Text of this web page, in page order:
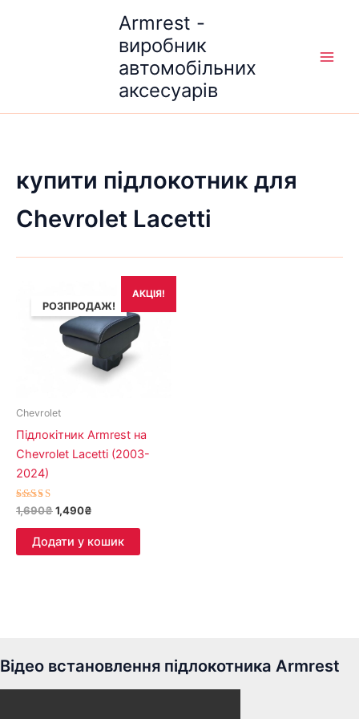
Armrest -
виробник
автомобільних
аксесуарів
купити підлокотник для
Chevrolet Lacetti
АКЦІЯ!
РОЗПРОДАЖ!
Chevrolet
Підлокітник Armrest на
Chevrolet Lacetti (2003-
2024)
Оцінено в
5.00
з 5
1,690₴
ціна:
1,690₴.
1,490₴
ціна:
1,490₴.
Додати у кошик
Відео встановлення підлокотника Armrest